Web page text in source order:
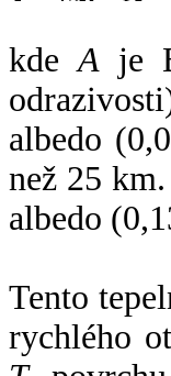
kdeA je
albedo
než 25
albedo
Tento
rychlého